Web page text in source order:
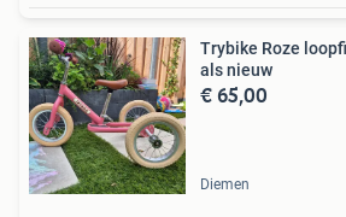
Trybike Roze
als nieuw
€ 65,00
Diemen